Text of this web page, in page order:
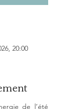
20:00
de l’été